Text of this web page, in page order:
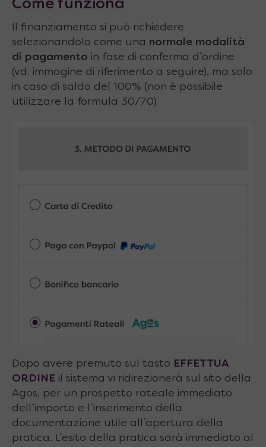
Come funziona
Il finanziamento si può richiedere
selezionandolo come una normale modalità
di pagamento in fase di conferma d’ordine
(vd. immagine di riferimento a seguire), ma solo
in caso di saldo del 100% (non è possibile
utilizzare la formula 30/70)
Dopo avere premuto sul tasto EFFETTUA
ORDINE il sistema vi ridirezionerà sul sito della
Agos, per un prospetto rateale immediato
dell’importo e l’inserimento della
documentazione utile all’apertura della
pratica. L’esito della pratica sarà immediato al